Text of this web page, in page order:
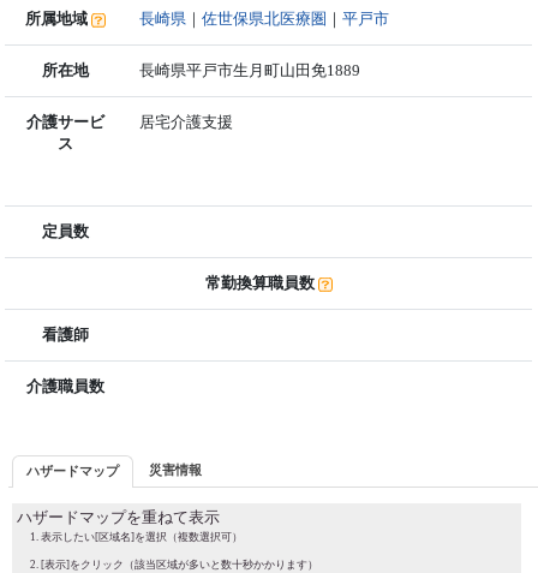
所属地域 長崎県 ｜佐世保県北医療圏 ｜平戸市
所在地 長崎県平戸市生月町山田免1889
介護サービ
ス
居宅介護支援
定員数
常勤換算職員数
看護師
介護職員数
ハザードマップ 災害情報
ハザードマップを重ねて表示
表示したい[区域名]を選択（複数選択可）
[表示]をクリック（該当区域が多いと数十秒かかります）